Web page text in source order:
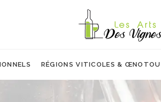
RÉGIONS VITICOLES &